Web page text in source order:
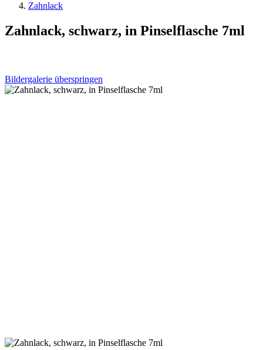
Zahnlack
Zahnlack, schwarz, in Pinselflasche 7ml
Bildergalerie überspringen